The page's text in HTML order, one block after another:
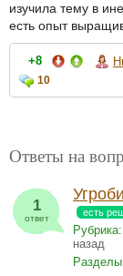
изучила тему в
есть опыт
+8
10
Ответы на
1
ответ
есть
Рубрика:
назад